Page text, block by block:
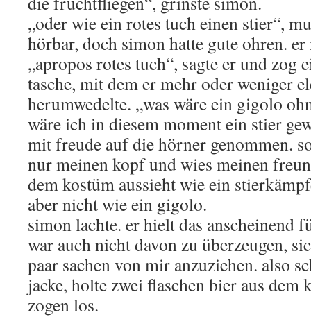
„oder wie ein rotes tuch einen stier“,
hörbar, doch simon hatte gute ohren.
„apropos rotes tuch“, sagte er und zog
tasche, mit dem er mehr oder weniger
herumwedelte. „was wäre ein gigolo
wäre ich in diesem moment ein stier
mit freude auf die hörner genommen.
nur meinen kopf und wies meinen
dem kostüm aussieht wie ein
aber nicht wie ein gigolo.
simon lachte. er hielt das anscheinend
war auch nicht davon zu überzeugen,
paar sachen von mir anzuziehen. also
jacke, holte zwei flaschen bier aus
zogen los.